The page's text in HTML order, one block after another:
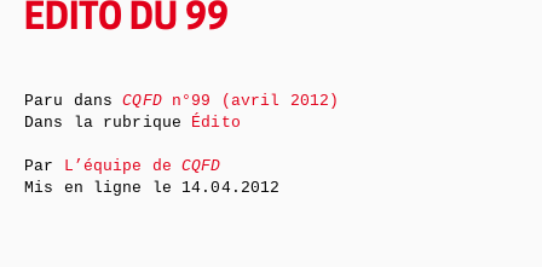
ÉDITO DU 99
Paru dansCQFDn°99 (avril 2012)
Dans la rubrique Édito
Par L’équipe deCQFD
Mis en ligne le 14.04.2012